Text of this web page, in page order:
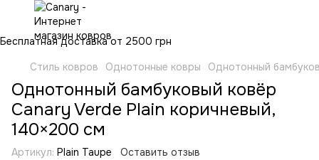
Бесплатная доставка от 2500 грн
Стиль ковров
Однотонные ковры Однотонный
Однотонный бамбуковый ковёр
Canary Verde Plain коричневый,
140×200 см
Артикул: Plain Taupe Оставить отзыв